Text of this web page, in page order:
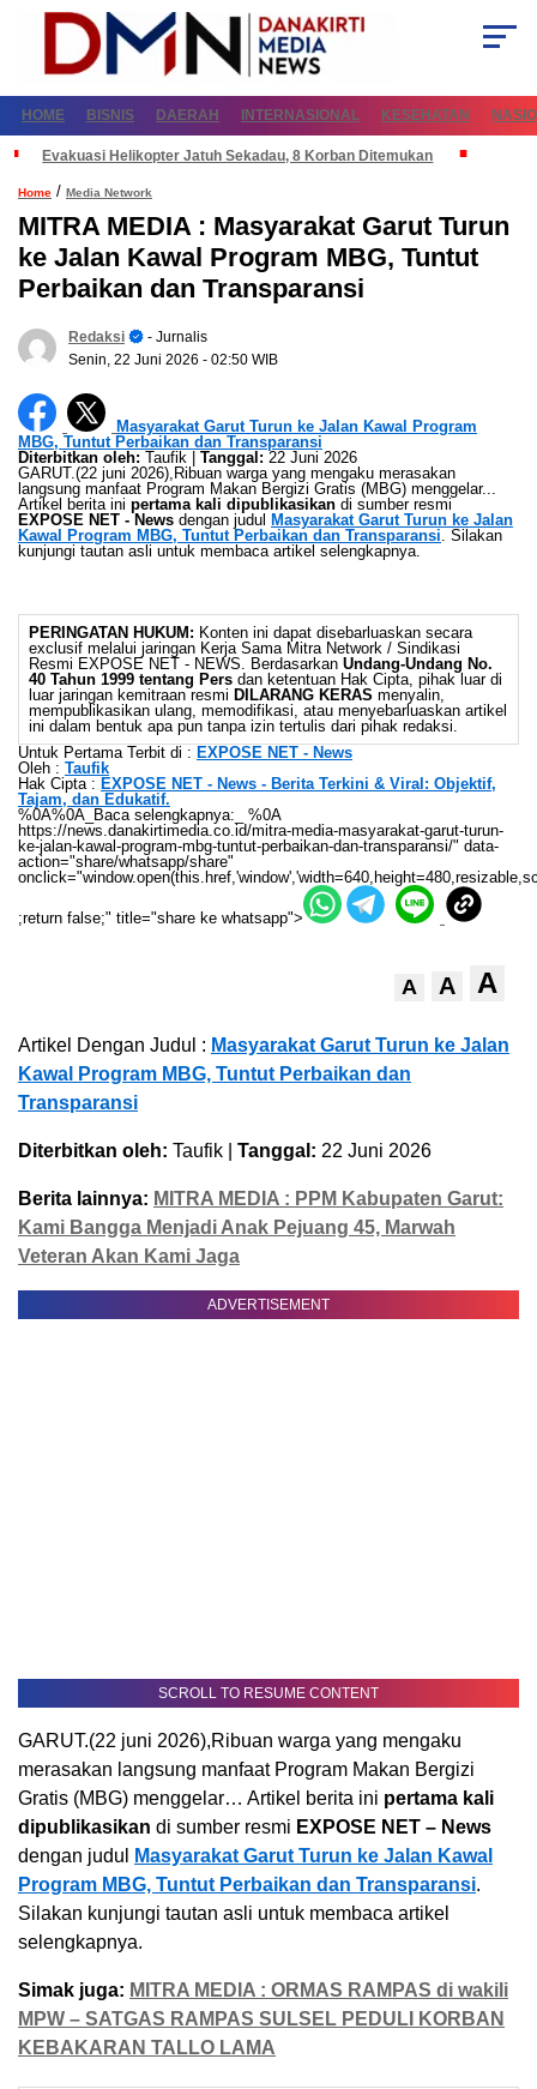
HOME BISNIS DAERAH INTERNASIONAL KESEHATAN
Evakuasi Helikopter Jatuh Sekadau, 8 Korban Ditemukan
Home / Media Network
MITRA MEDIA : Masyarakat Garut Turun
ke Jalan Kawal Program MBG, Tuntut
Perbaikan dan Transparansi
Redaksi
- Jurnalis
Senin, 22 Juni 2026 - 02:50 WIB
Masyarakat Garut Turun ke Jalan Kawal Program
MBG, Tuntut Perbaikan dan Transparansi
Diterbitkan oleh: Taufik | Tanggal: 22 Juni 2026
GARUT.(22 juni 2026),Ribuan warga yang mengaku merasakan
langsung manfaat Program Makan Bergizi Gratis (MBG) menggelar...
Artikel berita ini pertama kali dipublikasikan di sumber resmi
EXPOSE NET - News dengan judul Masyarakat Garut Turun ke Jalan
Kawal Program MBG, Tuntut Perbaikan dan Transparansi. Silakan
kunjungi tautan asli untuk membaca artikel selengkapnya.
PERINGATAN HUKUM: Konten ini dapat disebarluaskan secara
exclusif melalui jaringan Kerja Sama Mitra Network / Sindikasi
Resmi EXPOSE NET - NEWS. Berdasarkan Undang-Undang No.
40 Tahun 1999 tentang Pers dan ketentuan Hak Cipta, pihak luar di
luar jaringan kemitraan resmi DILARANG KERAS menyalin,
mempublikasikan ulang, memodifikasi, atau menyebarluaskan artikel
ini dalam bentuk apa pun tanpa izin tertulis dari pihak redaksi.
Untuk Pertama Terbit di : EXPOSE NET - News
Oleh : Taufik
Hak Cipta : EXPOSE NET - News - Berita Terkini & Viral: Objektif,
Tajam, dan Edukatif.
%0A%0A_Baca selengkapnya:_ %0A
https://news.danakirtimedia.co.id/mitra-media-masyarakat-garut-turun-
ke-jalan-kawal-program-mbg-tuntut-perbaikan-dan-transparansi/" data-
action="share/whatsapp/share"
;return false;" title="share ke whatsapp">
A A A
Artikel Dengan Judul : Masyarakat Garut Turun ke Jalan
Kawal Program MBG, Tuntut Perbaikan dan
Transparansi
Diterbitkan oleh: Taufik | Tanggal: 22 Juni 2026
Berita lainnya: MITRA MEDIA : PPM Kabupaten Garut:
Kami Bangga Menjadi Anak Pejuang 45, Marwah
Veteran Akan Kami Jaga
ADVERTISEMENT
SCROLL TO RESUME CONTENT
GARUT.(22 juni 2026),Ribuan warga yang mengaku
merasakan langsung manfaat Program Makan Bergizi
Gratis (MBG) menggelar… Artikel berita ini pertama kali
dipublikasikan di sumber resmi EXPOSE NET – News
dengan judul
Masyarakat Garut Turun ke Jalan Kawal
Program MBG, Tuntut Perbaikan dan Transparansi.
Silakan kunjungi tautan asli untuk membaca artikel
selengkapnya.
Simak juga: MITRA MEDIA : ORMAS RAMPAS di wakili
MPW – SATGAS RAMPAS SULSEL PEDULI KORBAN
KEBAKARAN TALLO LAMA